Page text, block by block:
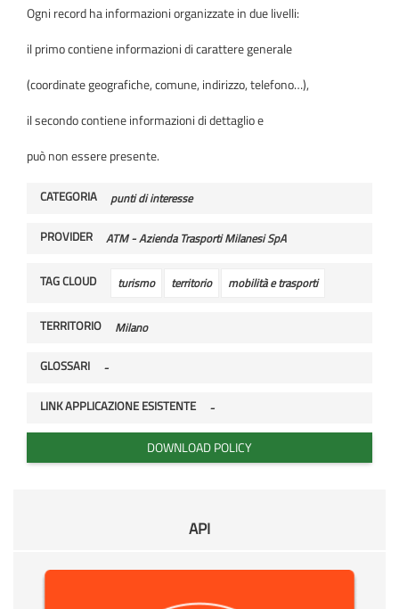
Ogni record ha informazioni organizzate in due livelli:
il primo contiene informazioni di carattere generale
(coordinate geografiche, comune, indirizzo, telefono…),
il secondo contiene informazioni di dettaglio e
può non essere presente.
CATEGORIA punti di interesse
PROVIDER ATM - Azienda Trasporti Milanesi SpA
TAG CLOUD turismo territorio mobilità e trasporti
TERRITORIO Milano
GLOSSARI -
LINK APPLICAZIONE ESISTENTE -
DOWNLOAD POLICY
API